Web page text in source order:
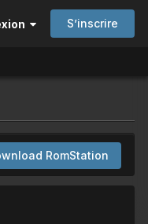
S’inscrire
RomStation